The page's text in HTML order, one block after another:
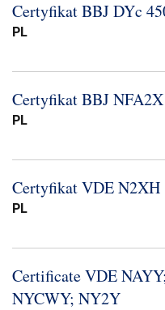
Certyfikat BBJ DYc
PL
Certyfikat BBJ
PL
Certyfikat VDE N2XH
PL
Certificate VDE
NYCWY; NY2Y